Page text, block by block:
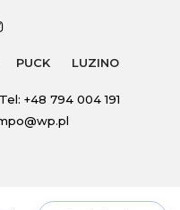
Tel: +48 794 004 191
PUCK LUZINO